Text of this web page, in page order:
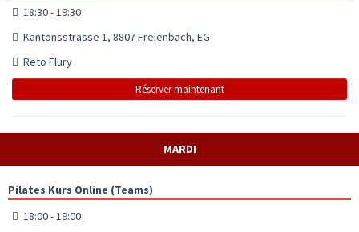
18:30 - 19:30
Kantonsstrasse 1, 8807 Freienbach, EG
Reto Flury
Réserver maintenant
MARDI
Pilates Kurs Online (Teams)
18:00 - 19:00